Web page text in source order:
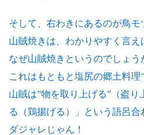
そして、右わきにあるのが鳥モ
山賊焼きは、わかりやすく言え
なぜ山賊焼きというのでしょう
これはもともと塩尻の郷土料理
山賊は”物を取り上げる”（盗
る（鶏揚げる）」という語呂合
ダジャレじゃん！